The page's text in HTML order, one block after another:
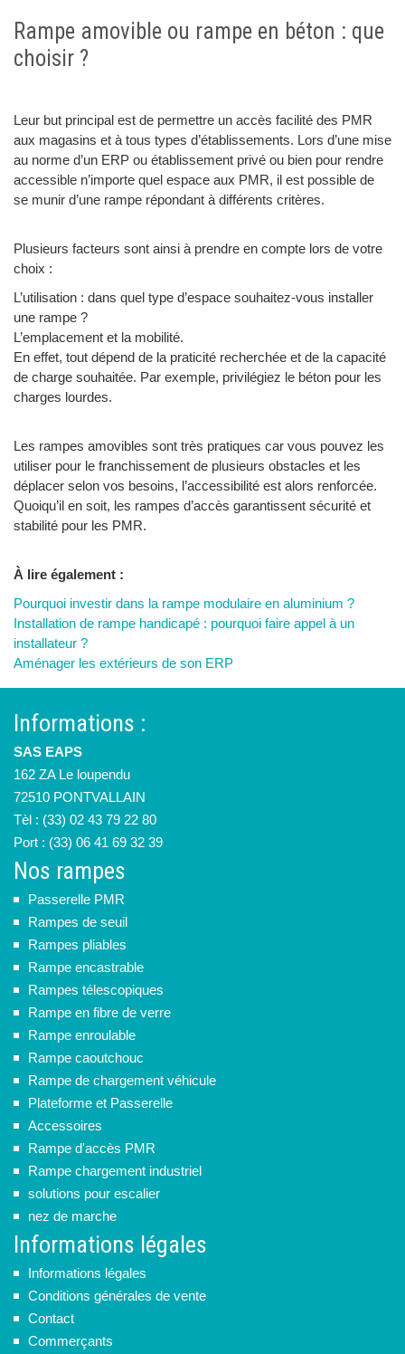
Rampe amovible ou rampe en béton : que
choisir ?
Leur but principal est de permettre un accès facilité des PMR
aux magasins et à tous types d’établissements. Lors d’une mise
au norme d’un ERP ou établissement privé ou bien pour rendre
accessible n’importe quel espace aux PMR, il est possible de
se munir d’une rampe répondant à différents critères.
Plusieurs facteurs sont ainsi à prendre en compte lors de votre
choix :
L’utilisation : dans quel type d’espace souhaitez-vous installer
une rampe ?
L’emplacement et la mobilité.
En effet, tout dépend de la praticité recherchée et de la capacité
de charge souhaitée. Par exemple, privilégiez le béton pour les
charges lourdes.
Les rampes amovibles sont très pratiques car vous pouvez les
utiliser pour le franchissement de plusieurs obstacles et les
déplacer selon vos besoins, l’accessibilité est alors renforcée.
Quoiqu’il en soit, les rampes d’accès garantissent sécurité et
stabilité pour les PMR.
À lire également :
Pourquoi investir dans la rampe modulaire en aluminium ?
Installation de rampe handicapé : pourquoi faire appel à un
installateur ?
Aménager les extérieurs de son ERP
Informations :
SAS EAPS
162 ZA Le loupendu
72510 PONTVALLAIN
Tèl : (33) 02 43 79 22 80
Port : (33) 06 41 69 32 39
Nos rampes
Passerelle PMR
Rampes de seuil
Rampes pliables
Rampe encastrable
Rampes télescopiques
Rampe en fibre de verre
Rampe enroulable
Rampe caoutchouc
Rampe de chargement véhicule
Plateforme et Passerelle
Accessoires
Rampe d'accès PMR
Rampe chargement industriel
solutions pour escalier
nez de marche
Informations légales
Informations légales
Conditions générales de vente
Contact
Commerçants